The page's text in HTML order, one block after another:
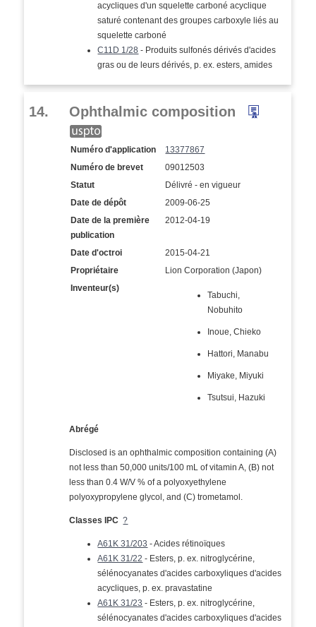
acycliques d'un squelette carboné acyclique
saturé contenant des groupes carboxyle liés au
squelette carboné
C11D 1/28 - Produits sulfonés dérivés d'acides
gras ou de leurs dérivés, p. ex. esters, amides
14. Ophthalmic composition
Numéro d'application
13377867
Numéro de brevet
09012503
Statut
Délivré - en vigueur
Date de dépôt
2009-06-25
Date de la première
publication
2012-04-19
Date d'octroi
2015-04-21
Propriétaire
Lion Corporation (Japon)
Inventeur(s)
Tabuchi,
Nobuhito
Inoue, Chieko
Hattori, Manabu
Miyake, Miyuki
Tsutsui, Hazuki
Abrégé
Disclosed is an ophthalmic composition containing (A)
not less than 50,000 units/100 mL of vitamin A, (B) not
less than 0.4 W/V % of a polyoxyethylene
polyoxypropylene glycol, and (C) trometamol.
Classes IPC ?
A61K 31/203 - Acides rétinoïques
A61K 31/22 - Esters, p. ex. nitroglycérine,
sélénocyanates d'acides carboxyliques d'acides
acycliques, p. ex. pravastatine
A61K 31/23 - Esters, p. ex. nitroglycérine,
sélénocyanates d'acides carboxyliques d'acides